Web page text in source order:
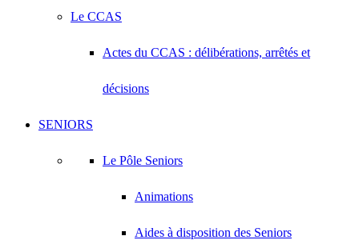
Le CCAS
Actes du CCAS : délibérations, arrêtés et
décisions
SENIORS
Le Pôle Seniors
Animations
Aides à disposition des Seniors